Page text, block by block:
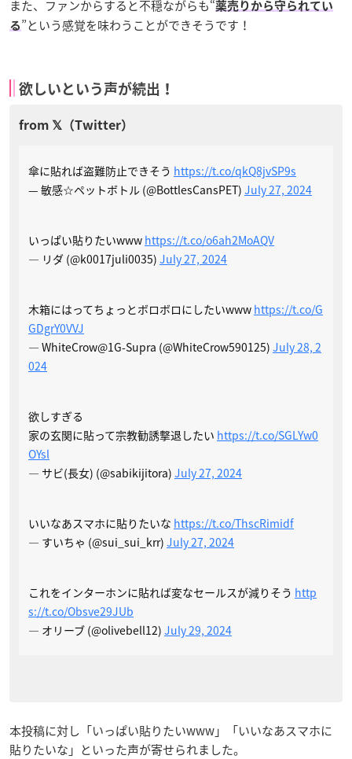
また、ファンからすると不穏ながらも“薬売りから守られてい
る ”という感覚を味わうことができそうです！
欲しいという声が続出！
傘に貼れば盗難防止できそう https://t.co/qkQ8jvSP9s
— 敏感☆ペットボトル (@BottlesCansPET) July 27, 2024
いっぱい貼りたいwww https://t.co/o6ah2MoAQV
— リダ (@k0017juli0035) July 27, 2024
木箱にはってちょっとボロボロにしたいwww https://t.co/G
GDgrY0VVJ
— WhiteCrow@1G-Supra (@WhiteCrow590125) July 28, 2
024
欲しすぎる
家の玄関に貼って宗教勧誘撃退したい https://t.co/SGLYw0
OYsl
— サビ(長女) (@sabikijitora) July 27, 2024
いいなあスマホに貼りたいな https://t.co/ThscRimidf
— すいちゃ (@sui_sui_krr) July 27, 2024
これをインターホンに貼れば変なセールスが減りそう http
s://t.co/Obsve29JUb
— オリーブ (@olivebell12) July 29, 2024
本投稿に対し「いっぱい貼りたいwww」「いいなあスマホに
貼りたいな」といった声が寄せられました。